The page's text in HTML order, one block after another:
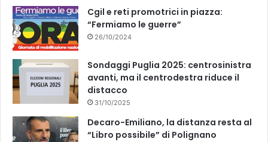
k
Cgil e reti promotrici in piazza:
“Fermiamo le guerre”
26/10/2024
Sondaggi Puglia 2025: centrosinistra
avanti, ma il centrodestra riduce il
distacco
31/10/2025
Decaro-Emiliano, la distanza resta al
“Libro possibile” di Polignano